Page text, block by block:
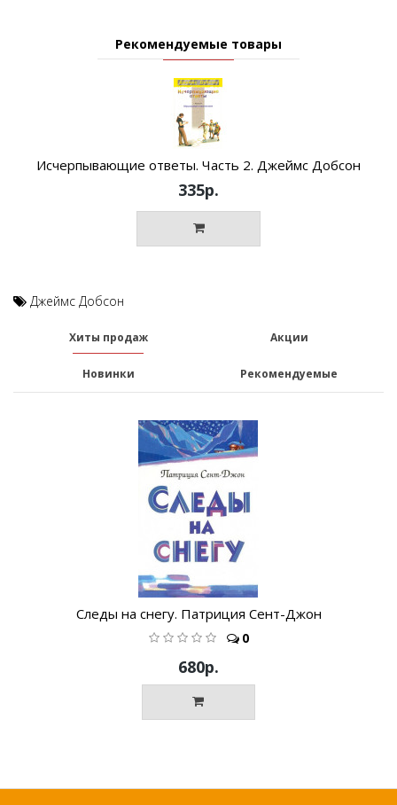
Рекомендуемые товары
Исчерпывающие ответы. Часть 2. Джеймс Добсон
335р.
Джеймс Добсон
Хиты продаж Акции
Новинки Рекомендуемые
Следы на снегу. Патриция Сент-Джон
0
680р.